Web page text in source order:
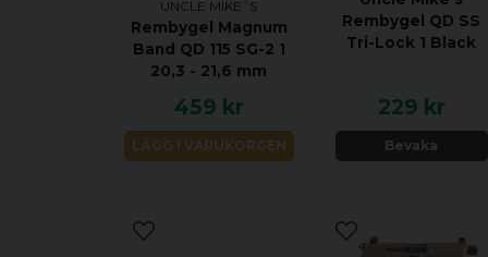
UNCLE MIKE´S
Rembygel Magnum
Band QD 115 SG-2 1
20,3 - 21,6 mm
459 kr
LÄGG I VARUKORGEN
Rembygel QD SS
Tri-Lock 1 Black
229 kr
Bevaka